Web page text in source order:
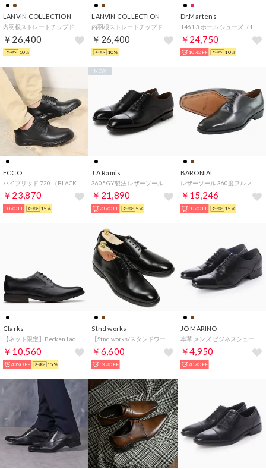
LANVIN COLLECTION
￥26,400
10%
LANVIN COLLECTION
￥26,400
10%
Dr.Martens
￥24,750
10%OFF 10%
ECCO
￥23,870
30%OFF 15%
J.A.Ramis
￥21,890
NEW
23%OFF 5%
BARONIAL
￥15,246
30%OFF 15%
Clarks
￥10,560
40%OFF 15%
Stnd works
￥6,600
53%OFF
JO MARINO
￥4,950
40%OFF